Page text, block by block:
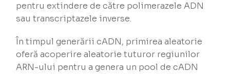
pentru extindere de către polimerazele ADN
sau transcriptazele inverse.
În timpul generării cADN, primirea aleatorie
oferă acoperire aleatorie tuturor regiunilor
ARN-ului pentru a genera un pool de cADN